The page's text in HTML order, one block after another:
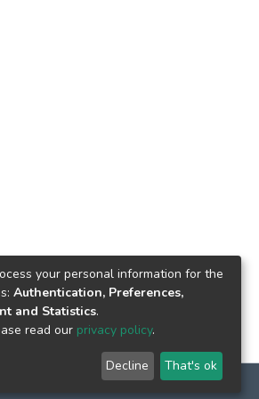
your personal information for the
Authentication, Preferences,
and Statistics.
read our privacy policy.
Decline That's ok